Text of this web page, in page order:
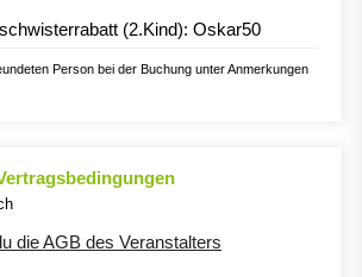
(2.Kind): Oskar50
Person bei der Buchung unter Anmerkungen
die AGB des Veranstalters